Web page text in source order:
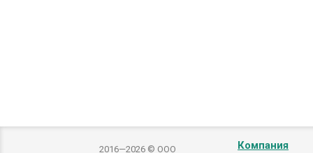
2016—2026 © ООО Компания